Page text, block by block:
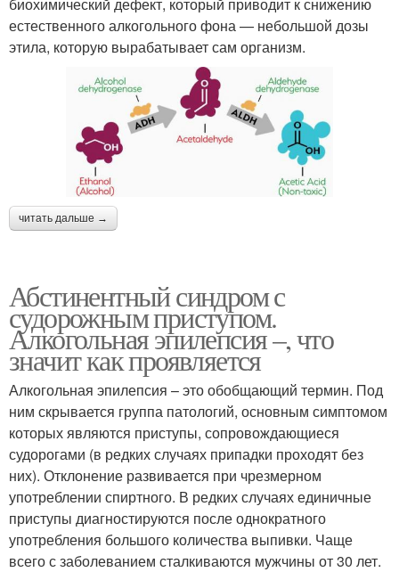
биохимический дефект, который приводит к снижению
естественного алкогольного фона — небольшой дозы
этила, которую вырабатывает сам организм.
читать дальше →
Абстинентный синдром с
судорожным приступом.
Алкогольная эпилепсия –, что
значит как проявляется
Алкогольная эпилепсия – это обобщающий термин. Под
ним скрывается группа патологий, основным симптомом
которых являются приступы, сопровождающиеся
судорогами (в редких случаях припадки проходят без
них). Отклонение развивается при чрезмерном
употреблении спиртного. В редких случаях единичные
приступы диагностируются после однократного
употребления большого количества выпивки. Чаще
всего с заболеванием сталкиваются мужчины от 30 лет.